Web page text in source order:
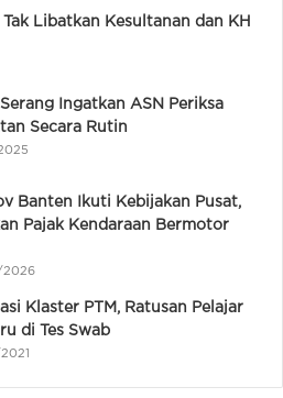
Libatkan Kesultanan dan KH
Ingatkan ASN Periksa
Secara Rutin
Banten Ikuti Kebijakan Pusat,
Pajak Kendaraan Bermotor
Klaster PTM, Ratusan Pelajar
di Tes Swab